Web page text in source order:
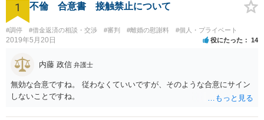
1 不倫 合意書 接触禁止について
#調停 #借金返済の相談・交渉 #審判 #離婚の慰謝料 #個人・プライベート
2019年5月20日 役にたった 14
内藤 政信 弁護士
無効な合意ですね。 従わなくていいですが、そのような合意にサイン
しないことですね。